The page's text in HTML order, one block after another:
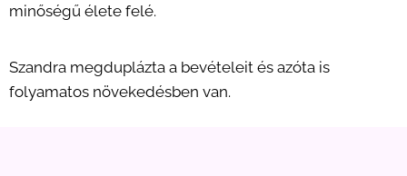
minőségű élete felé.
Szandra megduplázta a bevételeit és azóta is
folyamatos növekedésben van.